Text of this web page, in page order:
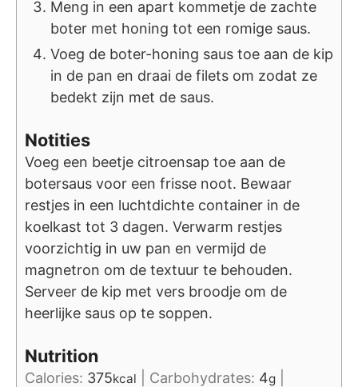
Meng in een apart kommetje de zachte
boter met honing tot een romige saus.
Voeg de boter-honing saus toe aan de kip
in de pan en draai de filets om zodat ze
bedekt zijn met de saus.
Notities
Voeg een beetje citroensap toe aan de
botersaus voor een frisse noot. Bewaar
restjes in een luchtdichte container in de
koelkast tot 3 dagen. Verwarm restjes
voorzichtig in uw pan en vermijd de
magnetron om de textuur te behouden.
Serveer de kip met vers broodje om de
heerlijke saus op te soppen.
Nutrition
Calories: 375kcal Carbohydrates: 4g